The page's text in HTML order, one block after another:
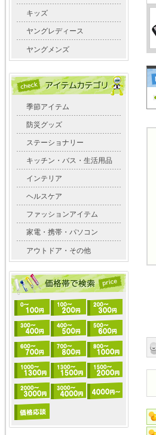
キッズ
ヤングレディース
ヤングメンズ
季節アイテム
防災グッズ
ステーショナリー
キッチン・バス・生活用品
インテリア
ヘルスケア
ファッションアイテム
家電・携帯・パソコン
アウトドア・その他